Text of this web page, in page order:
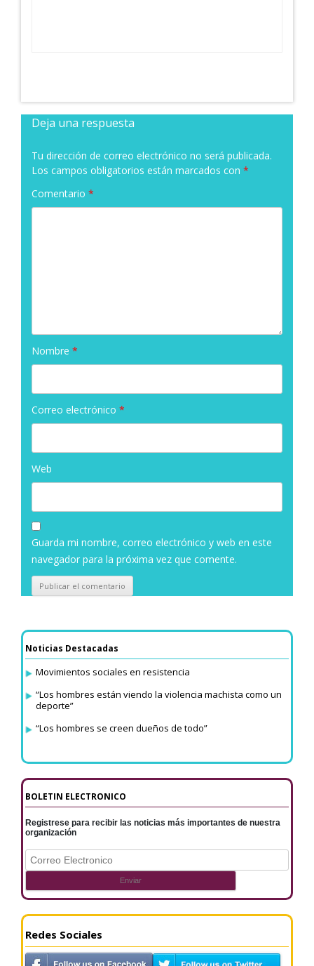
Deja una respuesta
Tu dirección de correo electrónico no será publicada.
Los campos obligatorios están marcados con *
Comentario *
Nombre *
Correo electrónico *
Web
Guarda mi nombre, correo electrónico y web en este
navegador para la próxima vez que comente.
Noticias Destacadas
Movimientos sociales en resistencia
“Los hombres están viendo la violencia machista como un
deporte”
“Los hombres se creen dueños de todo”
BOLETIN ELECTRONICO
Registrese para recibir las noticias más importantes de nuestra
organización
Redes Sociales